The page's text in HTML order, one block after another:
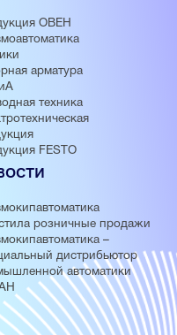
ОВЕН
арматура
техника
FESTO
розничные продажи
–
дистрибьютор
автоматики